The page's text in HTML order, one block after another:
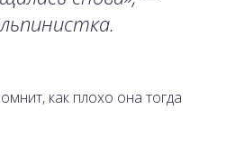
как плохо она тогда